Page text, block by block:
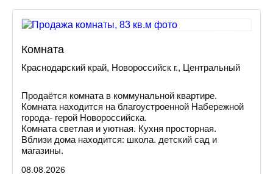
Комната
Краснодарский край, Новороссийск г., Центральный
Продаётся комната в коммунальной квартире.
Комната находится на благоустроенной Набережной
города- герой Новороссийска.
Комната светлая и уютная. Кухня просторная.
Вблизи дома находится: школа. детский сад и
магазины.
08.08.2026